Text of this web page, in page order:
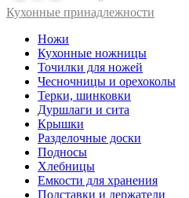
Кухонные принадлежности
Ножи
Кухонные ножницы
Точилки для ножей
Чесночницы и орехоколы
Терки, шинковки
Дуршлаги и сита
Крышки
Разделочные доски
Подносы
Хлебницы
Емкости для хранения
Подставки и держатели